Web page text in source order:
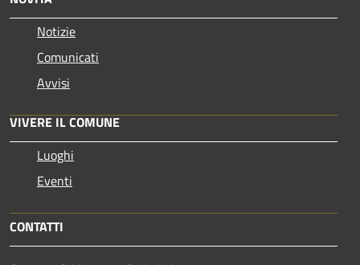
Notizie
Comunicati
Avvisi
VIVERE IL COMUNE
Luoghi
Eventi
CONTATTI